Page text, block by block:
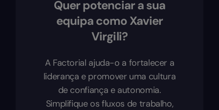
Quer potenciar a sua
equipa como Xavier
Virgili?
A Factorial ajuda-o a fortalecer a
liderança e promover uma cultura
de confiança e autonomia.
Simplifique os fluxos de trabalho,